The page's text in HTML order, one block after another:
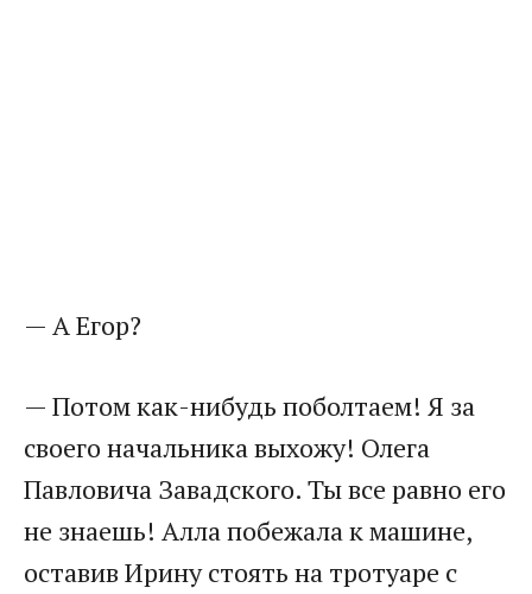
— А Егор?
— Потом как-нибудь поболтаем! Я за
своего начальника выхожу! Олега
Павловича Завадского. Ты все равно его
не знаешь! Алла побежала к машине,
оставив Ирину стоять на тротуаре с